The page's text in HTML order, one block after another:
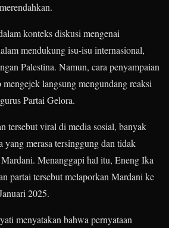
konteks diskusi mengenai
mendukung isu-isu internasional,
Palestina. Namun, cara penyampaian
langsung mengundang reaksi
Partai Gelora.
tersebut viral di media sosial, banyak
yang merasa tersinggung dan tidak
Menanggapi hal itu, Eneng Ika
partai tersebut melaporkan Mardani ke
2025.
menyatakan bahwa pernyataan